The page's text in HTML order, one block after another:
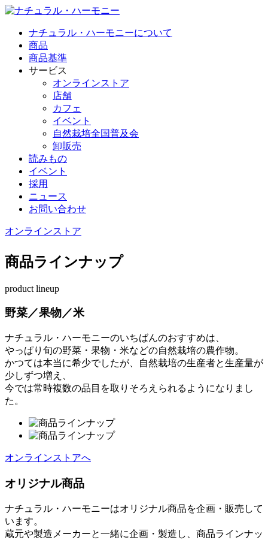
ナチュラル・ハーモニーについて
商品
商品基準
サービス
オンラインストア
店舗
カフェ
イベント
自然栽培全国普及会
卸販売
読みもの
イベント
採用
ニュース
お問い合わせ
オンラインストア
商品ラインナップ
product lineup
野菜／果物／米
ナチュラル・ハーモニーのいちばんのおすすめは、
やっぱり旬の野菜・果物・米などの自然栽培の農作物。
かつては本当に希少でしたが、自然栽培の生産者と生産量が
少しずつ増え、
今では常時複数の品目を取りそろえられるようになりまし
た。
オンラインストアへ
オリジナル商品
ナチュラル・ハーモニーはオリジナル商品を企画・販売して
います。
蔵元や製造メーカーと一緒に企画・製造し、商品ラインナッ